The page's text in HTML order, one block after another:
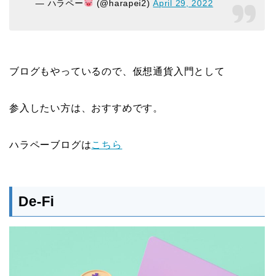
— ハラペー (@harapei2)April 29, 2022
ブログもやっているので、仮想通貨入門として
参入したい方は、おすすめです。
ハラペーブログはこちら
De-Fi